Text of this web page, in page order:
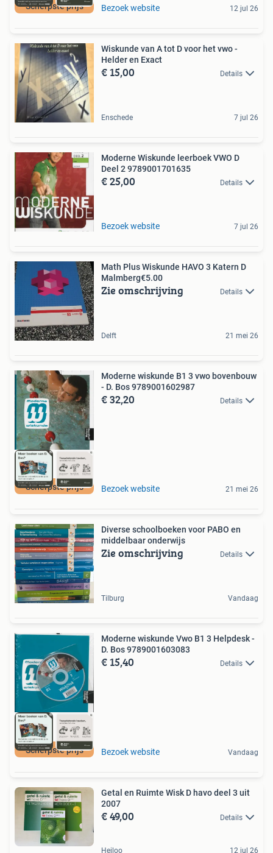
Scherpste prijs Bezoek website 12 jul 26
Wiskunde van A tot D voor het vwo -
Helder en Exact
€ 15,00 Details
Enschede 7 jul 26
Moderne Wiskunde leerboek VWO D
Deel 2 9789001701635
€ 25,00 Details
Bezoek website 7 jul 26
Math Plus Wiskunde HAVO 3 Katern D
Malmberg€5.00
Zie omschrijving Details
Delft 21 mei 26
Scherpste prijs
Moderne wiskunde B1 3 vwo bovenbouw
- D. Bos 9789001602987
€ 32,20 Details
Bezoek website 21 mei 26
Diverse schoolboeken voor PABO en
middelbaar onderwijs
Zie omschrijving Details
Tilburg Vandaag
Scherpste prijs
Moderne wiskunde Vwo B1 3 Helpdesk -
D. Bos 9789001603083
€ 15,40 Details
Bezoek website Vandaag
Getal en Ruimte Wisk D havo deel 3 uit
2007
€ 49,00 Details
Heiloo 12 jul 26